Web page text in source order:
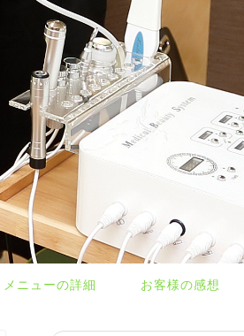
メニューの詳細 お客様の感想